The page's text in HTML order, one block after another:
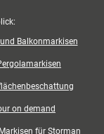
Balkonmarkisen
on demand
Markisen für Storman